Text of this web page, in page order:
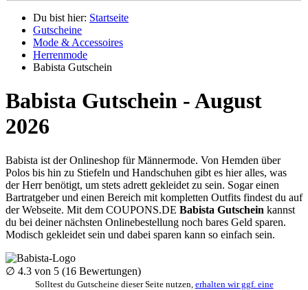
Du bist hier: Startseite
Gutscheine
Mode & Accessoires
Herrenmode
Babista Gutschein
Babista Gutschein - August
2026
Babista ist der Onlineshop für Männermode. Von Hemden über
Polos bis hin zu Stiefeln und Handschuhen gibt es hier alles, was
der Herr benötigt, um stets adrett gekleidet zu sein. Sogar einen
Bartratgeber und einen Bereich mit kompletten Outfits findest du auf
der Webseite. Mit dem COUPONS.DE Babista Gutschein kannst
du bei deiner nächsten Onlinebestellung noch bares Geld sparen.
Modisch gekleidet sein und dabei sparen kann so einfach sein.
∅ 4.3 von 5 (16 Bewertungen)
Solltest du Gutscheine dieser Seite nutzen, erhalten wir ggf. eine